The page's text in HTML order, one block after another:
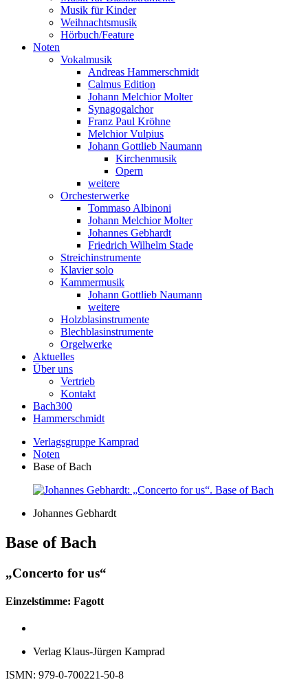
Musik für Kinder
Weihnachtsmusik
Hörbuch/Feature
Noten
Vokalmusik
Andreas Hammerschmidt
Calmus Edition
Johann Melchior Molter
Synagogalchor
Franz Paul Kröhne
Melchior Vulpius
Johann Gottlieb Naumann
Kirchenmusik
Opern
weitere
Orchesterwerke
Tommaso Albinoni
Johann Melchior Molter
Johannes Gebhardt
Friedrich Wilhelm Stade
Streichinstrumente
Klavier solo
Kammermusik
Johann Gottlieb Naumann
weitere
Holzblasinstrumente
Blechblasinstrumente
Orgelwerke
Aktuelles
Über uns
Vertrieb
Kontakt
Bach300
Hammerschmidt
Verlagsgruppe Kamprad
Noten
Base of Bach
Johannes Gebhardt
Base of Bach
„Concerto for us“
Einzelstimme: Fagott
Verlag Klaus-Jürgen Kamprad
ISMN: 979-0-700221-50-8